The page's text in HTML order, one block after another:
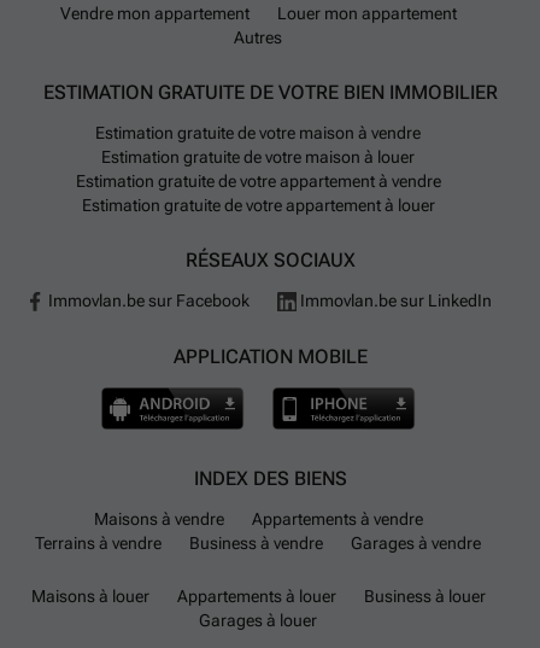
Vendre mon appartement
Louer mon appartement
Autres
ESTIMATION GRATUITE DE VOTRE BIEN IMMOBILIER
Estimation gratuite de votre maison à vendre
Estimation gratuite de votre maison à louer
Estimation gratuite de votre appartement à vendre
Estimation gratuite de votre appartement à louer
RÉSEAUX SOCIAUX
Immovlan.be sur Facebook Immovlan.be sur LinkedIn
APPLICATION MOBILE
INDEX DES BIENS
Maisons à vendre
Appartements à vendre
Terrains à vendre
Business à vendre Garages à vendre
Maisons à louer Appartements à louer
Business à louer
Garages à louer